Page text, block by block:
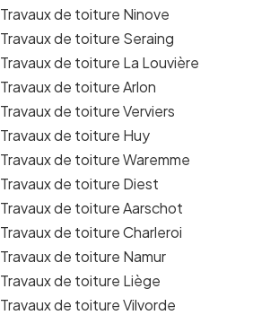
Travaux de toiture Ninove
Travaux de toiture Seraing
Travaux de toiture La Louvière
Travaux de toiture Arlon
Travaux de toiture Verviers
Travaux de toiture Huy
Travaux de toiture Waremme
Travaux de toiture Diest
Travaux de toiture Aarschot
Travaux de toiture Charleroi
Travaux de toiture Namur
Travaux de toiture Liège
Travaux de toiture Vilvorde